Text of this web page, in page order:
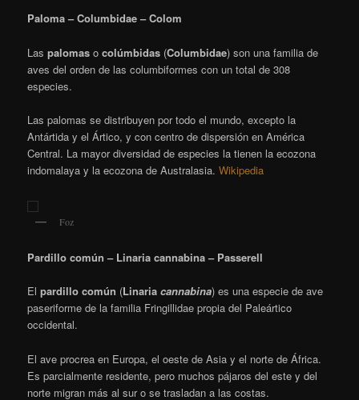
Paloma – Columbidae – Colom
Laspalomas ocolúmbidas (Columbidae) son una familia de
aves del orden de las columbiformes con un total de 308
especies.
Las palomas se distribuyen por todo el mundo, excepto la
Antártida y el Ártico, y con centro de dispersión en América
Central. La mayor diversidad de especies la tienen la ecozona
indomalaya y la ecozona de Australasia.Wikipedia
Foz
Pardillo común – Linaria cannabina – Passerell
Elpardillo común (Linaria cannabina) ​ es una especie de ave
paseriforme de la familia Fringillidae propia del Paleártico
occidental.
El ave procrea en Europa, el oeste de Asia y el norte de África.
Es parcialmente residente, pero muchos pájaros del este y del
norte migran más al sur o se trasladan a las costas.